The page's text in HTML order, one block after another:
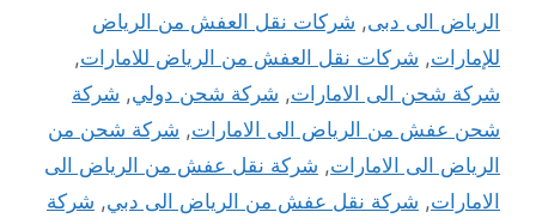
الرياض الى دبى, شركات نقل العفش من الرياض
للإمارات, شركات نقل العفش من الرياض للامارات,
شركة شحن الى الامارات, شركة شحن دولي, شركة
شحن عفش من الرياض الى الامارات, شركة شحن من
الرياض الى الامارات, شركة نقل عفش من الرياض الى
الامارات, شركة نقل عفش من الرياض الى دبي, شركة